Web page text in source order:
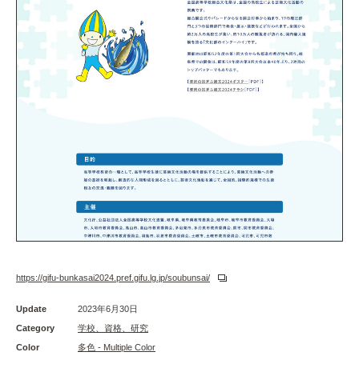
https://gifu-bunkasai2024.pref.gifu.lg.jp/soubunsai/
Update
2023年6月30日
Category
学校、資格、研究
Color
多色 - Multiple Color